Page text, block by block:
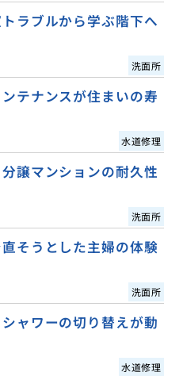
ラブルから学ぶ階下へ
洗面所
テナンスが住まいの寿
水道修理
譲マンションの耐久性
洗面所
そうとした主婦の体験
洗面所
ャワーの切り替えが動
水道修理